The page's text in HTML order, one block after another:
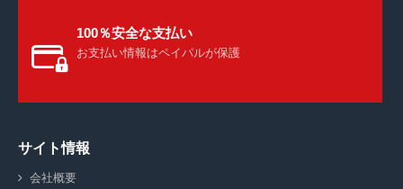
100％安全な支払い
お支払い情報はペイパルが保護
サイト情報
会社概要